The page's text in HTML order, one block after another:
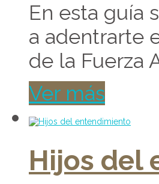
En esta guía
a adentrarte
de la Fuerza
Ver más
Hijos del